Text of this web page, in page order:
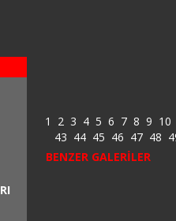
1 2 3 4 5 6 7 8 9 10
43 44 45 46 47 48
BENZER GALERİLER